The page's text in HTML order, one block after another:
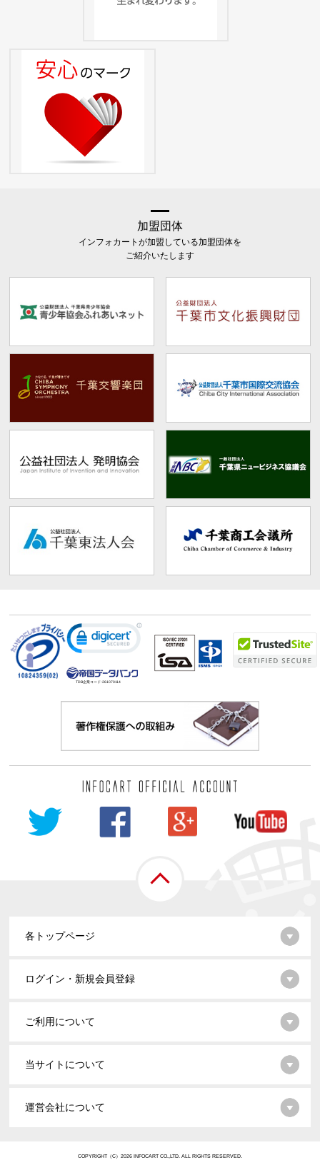
加盟団体
インフォカートが加盟している加盟団体を
ご紹介いたします
TDB企業コード:261070114
各トップページ
ログイン・新規会員登録
ご利用について
当サイトについて
運営会社について
COPYRIGHT（C）2026 INFOCART CO.,LTD. ALL RIGHTS RESERVED.